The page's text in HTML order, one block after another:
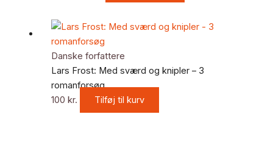
Danske forfattere
Lars Frost: Med sværd og knipler – 3
romanforsøg
100 kr. Tilføj til kurv